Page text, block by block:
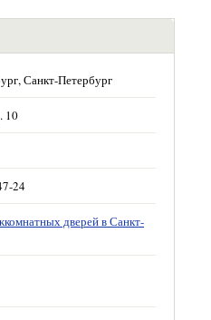
Санкт-Петербург
10
24
дверей в Санкт-